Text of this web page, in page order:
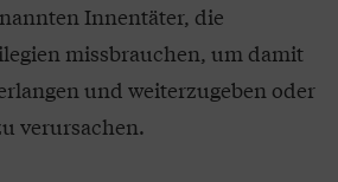
Innentäter, die
missbrauchen, um damit
und weiterzugeben oder
verursachen.